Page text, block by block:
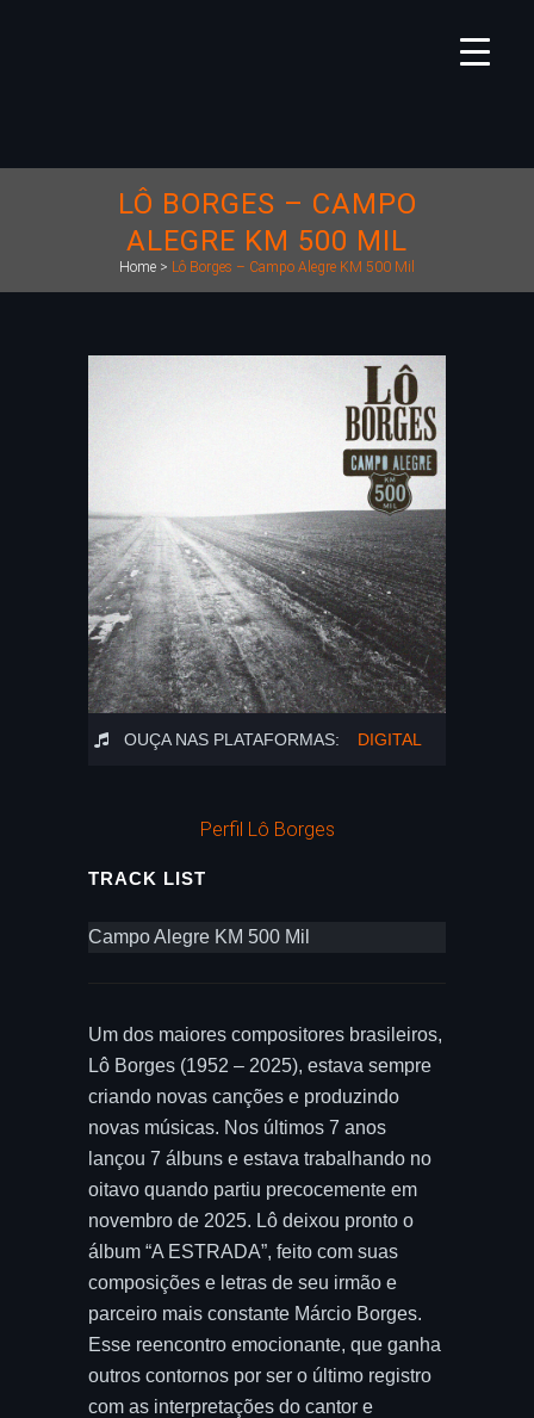
LÔ BORGES – CAMPO
ALEGRE KM 500 MIL
Home > Lô Borges – Campo Alegre KM 500 Mil
OUÇA NAS PLATAFORMAS: DIGITAL
Perfil Lô Borges
TRACK LIST
Campo Alegre KM 500 Mil
Um dos maiores compositores brasileiros,
Lô Borges (1952 – 2025), estava sempre
criando novas canções e produzindo
novas músicas. Nos últimos 7 anos
lançou 7 álbuns e estava trabalhando no
oitavo quando partiu precocemente em
novembro de 2025. Lô deixou pronto o
álbum “A ESTRADA”, feito com suas
composições e letras de seu irmão e
parceiro mais constante Márcio Borges.
Esse reencontro emocionante, que ganha
outros contornos por ser o último registro
com as interpretações do cantor e